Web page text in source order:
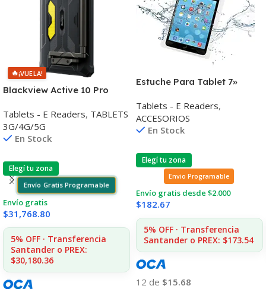
🔥¡VUELA!
Blackview Active 10 Pro
Cam 108mp
Tablets - E Readers, TABLETS
3G/4G/5G
En Stock
Elegí tu zona
Envío Gratis Programable
Envío gratis
$31,768.80
5% OFF · Transferencia
Santander o PREX:
$30,180.36
Estuche Para Tablet 7»
Tablets - E Readers,
ACCESORIOS
En Stock
Elegí tu zona
Envio Programable
Envío gratis desde $2.000
$182.67
5% OFF · Transferencia
Santander o PREX: $173.54
12 de $15.68